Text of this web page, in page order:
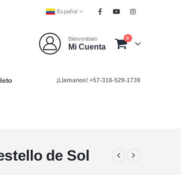
Español
Bienvenida/o
Mi Cuenta
0
¡Llamanos! +57-316-529-1739
de Sol